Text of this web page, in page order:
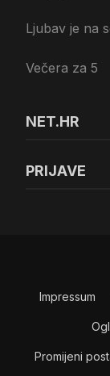
Ljubav je na
Večera za 5
NET.HR
PRIJAVE
Impressum
Promijeni